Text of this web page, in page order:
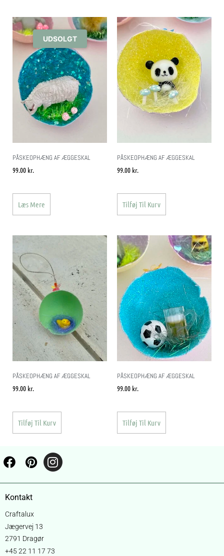
UDSOLGT
PÅSKEOPHÆNG AF ÆGGESKAL
99.00 kr.
Læs Mere
PÅSKEOPHÆNG AF ÆGGESKAL
99.00 kr.
Tilføj Til Kurv
PÅSKEOPHÆNG AF ÆGGESKAL
99.00 kr.
Tilføj Til Kurv
PÅSKEOPHÆNG AF ÆGGESKAL
99.00 kr.
Tilføj Til Kurv
Kontakt
Craftalux
Jægervej 13
2791 Dragør
+45 22 11 17 73